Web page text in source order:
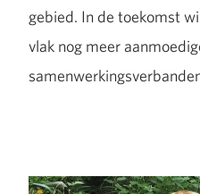
gebied. In de toekomst
vlak nog meer